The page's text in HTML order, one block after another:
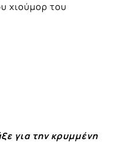
χιούμορ του
για την κρυμμένη